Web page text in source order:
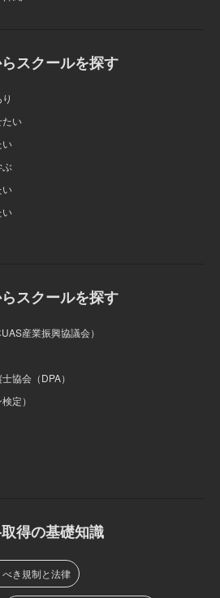
スクールを探す
い
スクールを探す
産業振興協議会）
協会（DPA）
定）
得の基礎知識
べき規制と法律